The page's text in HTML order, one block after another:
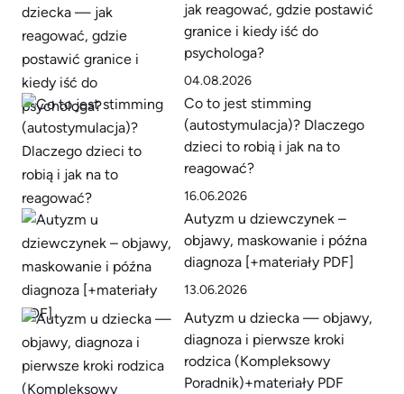
jak reagować, gdzie postawić
granice i kiedy iść do
psychologa?
04.08.2026
Co to jest stimming
(autostymulacja)? Dlaczego
dzieci to robią i jak na to
reagować?
16.06.2026
Autyzm u dziewczynek –
objawy, maskowanie i późna
diagnoza [+materiały PDF]
13.06.2026
Autyzm u dziecka — objawy,
diagnoza i pierwsze kroki
rodzica (Kompleksowy
Poradnik)+materiały PDF